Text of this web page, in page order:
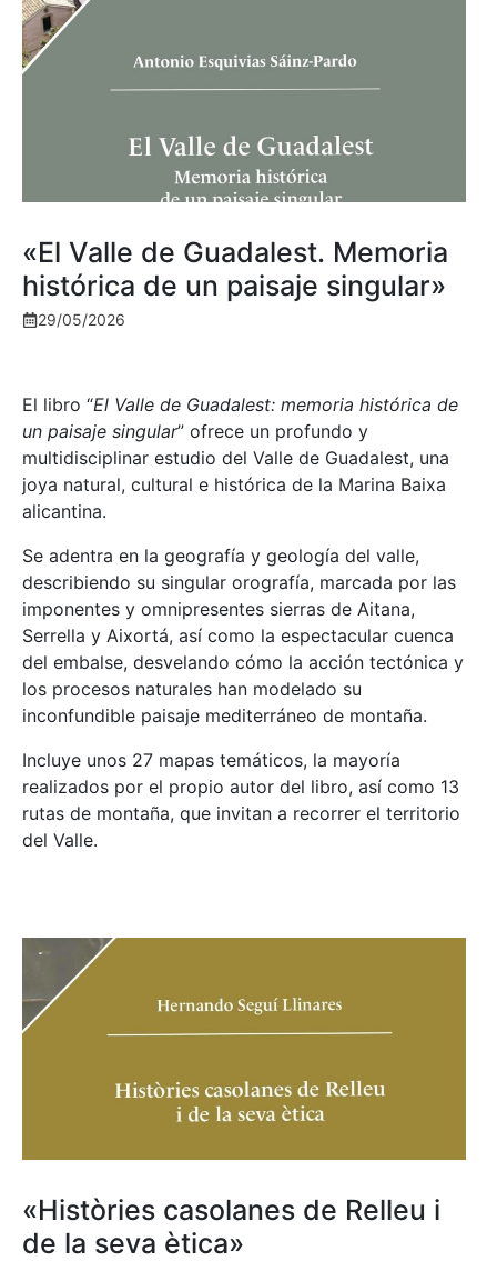
«El Valle de Guadalest. Memoria
histórica de un paisaje singular»
29/05/2026
El libro “El Valle de Guadalest: memoria histórica de
un paisaje singular” ofrece un profundo y
multidisciplinar estudio del Valle de Guadalest, una
joya natural, cultural e histórica de la Marina Baixa
alicantina.
Se adentra en la geografía y geología del valle,
describiendo su singular orografía, marcada por las
imponentes y omnipresentes sierras de Aitana,
Serrella y Aixortá, así como la espectacular cuenca
del embalse, desvelando cómo la acción tectónica y
los procesos naturales han modelado su
inconfundible paisaje mediterráneo de montaña.
Incluye unos 27 mapas temáticos, la mayoría
realizados por el propio autor del libro, así como 13
rutas de montaña, que invitan a recorrer el territorio
del Valle.
«Històries casolanes de Relleu i
de la seva ètica»